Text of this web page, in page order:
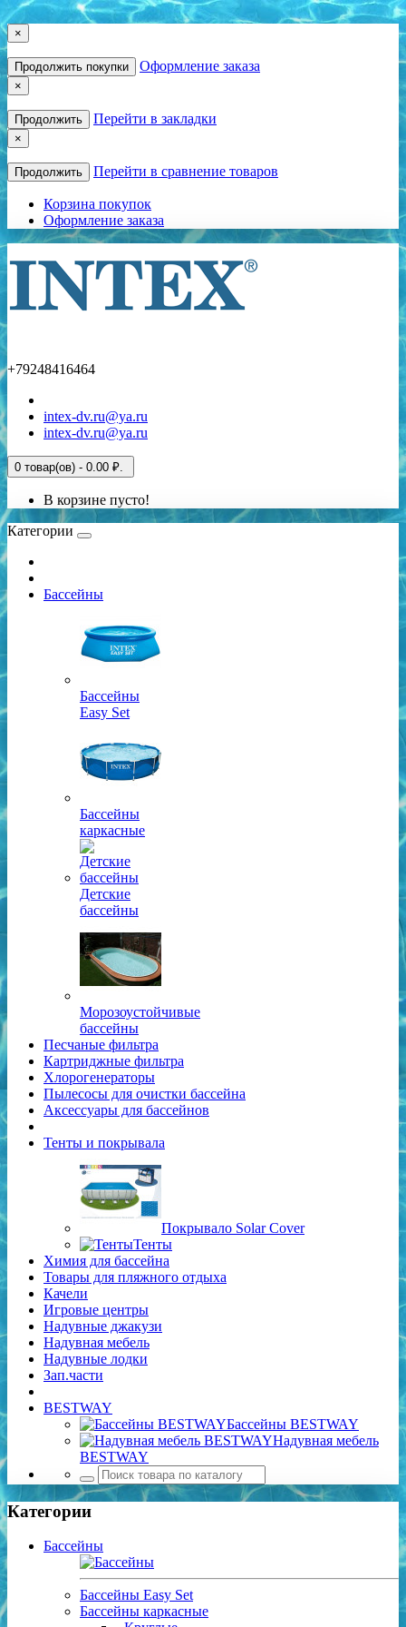
×
Продолжить покупки Оформление заказа
×
Продолжить Перейти в закладки
×
Продолжить Перейти в сравнение товаров
Корзина покупок
Оформление заказа
+79248416464
intex-dv.ru@ya.ru
intex-dv.ru@ya.ru
0 товар(ов) - 0.00 ₽.
В корзине пусто!
Категории
Бассейны
Бассейны
Easy Set
Бассейны
каркасные
Детские
бассейны
Морозоустойчивые
бассейны
Песчаные фильтра
Картриджные фильтра
Хлорогенераторы
Пылесосы для очистки бассейна
Аксессуары для бассейнов
Тенты и покрывала
Покрывало Solar Cover
Тенты
Химия для бассейна
Товары для пляжного отдыха
Качели
Игровые центры
Надувные джакузи
Надувная мебель
Надувные лодки
Зап.части
BESTWAY
Бассейны BESTWAY
Надувная мебель
BESTWAY
Категории
Бассейны
Бассейны Easy Set
Бассейны каркасные